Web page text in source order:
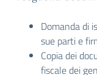
Domanda di
sue parti e
Copia dei
fiscale dei